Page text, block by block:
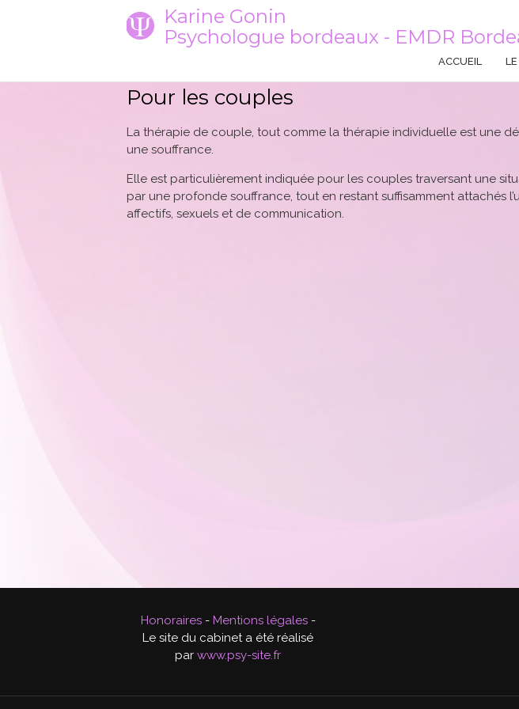
Karine Gonin
Psychologue bordeaux - EMDR
ACCUEIL
Pour les couples
La thérapie de couple, tout comme la thérapie individuelle est une
une souffrance.
Elle est particulièrement indiquée pour les couples traversant une
par une profonde souffrance, tout en restant suffisamment attachés
affectifs, sexuels et de communication.
Honoraires- Mentions légales-
Le site du cabinet a été réalisé
par www.psy-site.fr